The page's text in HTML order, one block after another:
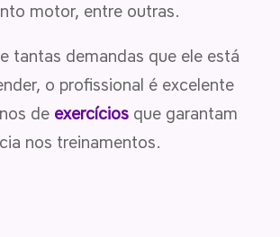
motor, entre outras.
tantas demandas que ele está
o profissional é excelente
de exercícios que garantam
nos treinamentos.